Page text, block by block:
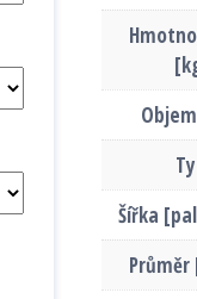
Šířka